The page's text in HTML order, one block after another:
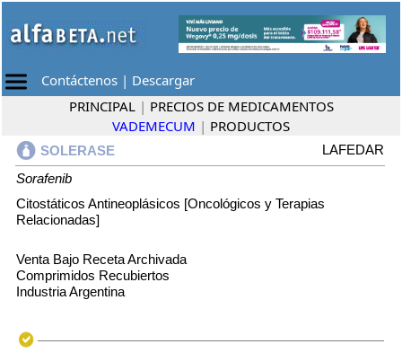
Contáctenos | Descargar
PRINCIPAL | PRECIOS DE MEDICAMENTOS
VADEMECUM | PRODUCTOS
SOLERASE
LAFEDAR
Sorafenib
Citostáticos Antineoplásicos [Oncológicos y Terapias
Relacionadas]
Venta Bajo Receta Archivada
Comprimidos Recubiertos
Industria Argentina